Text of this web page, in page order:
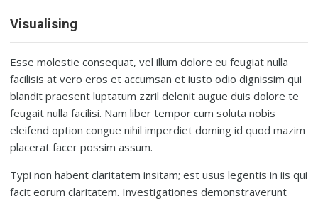
Visualising
Esse molestie consequat, vel illum dolore eu feugiat nulla
facilisis at vero eros et accumsan et iusto odio dignissim qui
blandit praesent luptatum zzril delenit augue duis dolore te
feugait nulla facilisi. Nam liber tempor cum soluta nobis
eleifend option congue nihil imperdiet doming id quod mazim
placerat facer possim assum.
Typi non habent claritatem insitam; est usus legentis in iis qui
facit eorum claritatem. Investigationes demonstraverunt